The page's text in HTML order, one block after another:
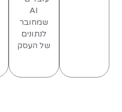
AI
שמחובר
לנתונים
של העסק